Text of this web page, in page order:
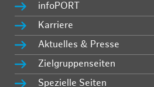
infoPORT
Karriere
Aktuelles & Presse
Zielgruppenseiten
Spezielle Seiten